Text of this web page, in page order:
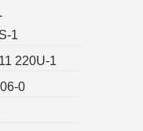
1
220U-1
0